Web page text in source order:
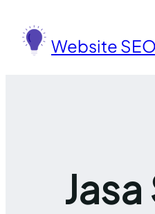
konten
Website SEO